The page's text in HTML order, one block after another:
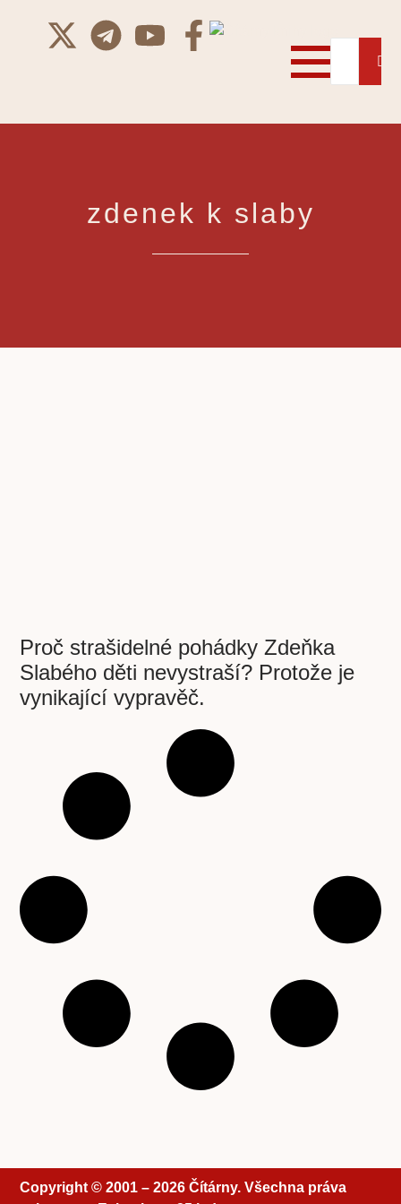
zdenek k slaby
Proč strašidelné pohádky Zdeňka
Slabého děti nevystraší? Protože je
vynikající vypravěč.
Copyright © 2001 – 2026 Čítárny. Všechna práva